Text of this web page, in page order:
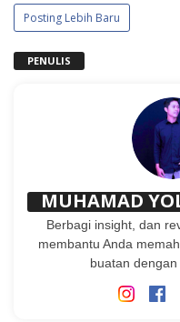
Posting Lebih Baru
PENULIS
MUHAMAD
Berbagi insight, dan
membantu Anda
buatan dengan